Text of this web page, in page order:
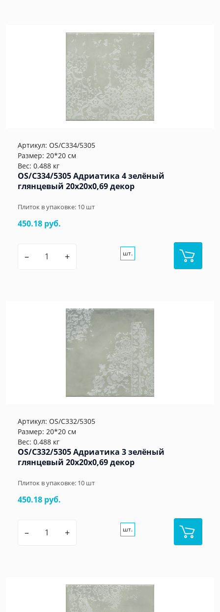
Артикул: OS/C334/5305
Размер: 20*20 см
Вес: 0.488 кг
OS/C334/5305 Адриатика 4 зелёный
глянцевый 20x20x0,69 декор
Плиток в упаковке: 10 шт
450.18 руб.
– + шт.
Артикул: OS/C332/5305
Размер: 20*20 см
Вес: 0.488 кг
OS/C332/5305 Адриатика 3 зелёный
глянцевый 20x20x0,69 декор
Плиток в упаковке: 10 шт
450.18 руб.
– + шт.